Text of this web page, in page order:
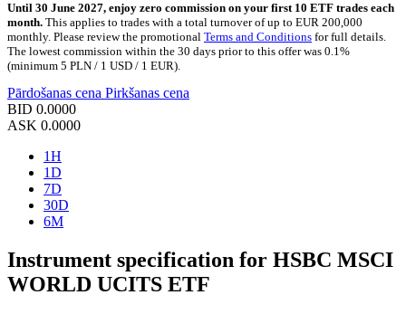
Until 30 June 2027, enjoy zero commission on your first 10 ETF trades each
month. This applies to trades with a total turnover of up to EUR 200,000
monthly. Please review the promotional Terms and Conditions for full details.
The lowest commission within the 30 days prior to this offer was 0.1%
(minimum 5 PLN / 1 USD / 1 EUR).
Pārdošanas cena Pirkšanas cena
BID 0.0000
ASK 0.0000
1H
1D
7D
30D
6M
Instrument specification for HSBC MSCI
WORLD UCITS ETF